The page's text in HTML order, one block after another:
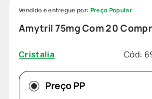
Amytril 75mg Com 20
Cristalia Cód:
Vendido e entregue por: Preço Popular
Preço PP